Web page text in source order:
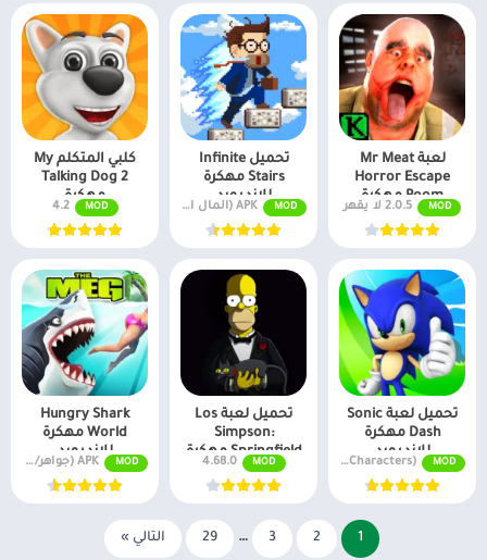
لعبة Mr Meat
Horror Escape
Room مهكرة
للاندرويدMOD 2.0.5 لا يقهر
تحميل Infinite
Stairs مهكرة
للاندرويد
MOD APK (المال اللانهائي) v1.3.219
كلبي المتكلم My
Talking Dog 2
مهكرة
MOD
4.2
تحميل لعبة Sonic
Dash مهكرة
للاندرويد
MOD
v7.13.0 (God Mode, Money, Unlock Characters)
تحميل لعبة Los
Simpson:
Springfield مهكرة
للاندرويد
MOD
4.68.0
Hungry Shark
World مهكرة
للاندرويد
MOD APK (جواهر/أموال لا نهائية) v7.0.12
1
2
3
…
29 التالي »